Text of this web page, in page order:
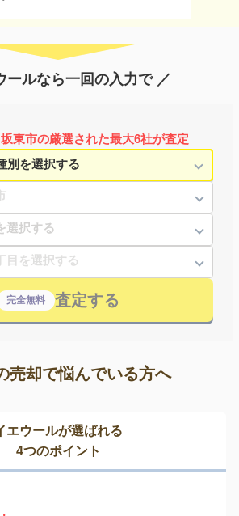
ールなら一回の入力で ／
坂東市の厳選された最大6社が査定
完全無料 査定する
売却で悩んでいる方へ
エウールが選ばれる
4つのポイント